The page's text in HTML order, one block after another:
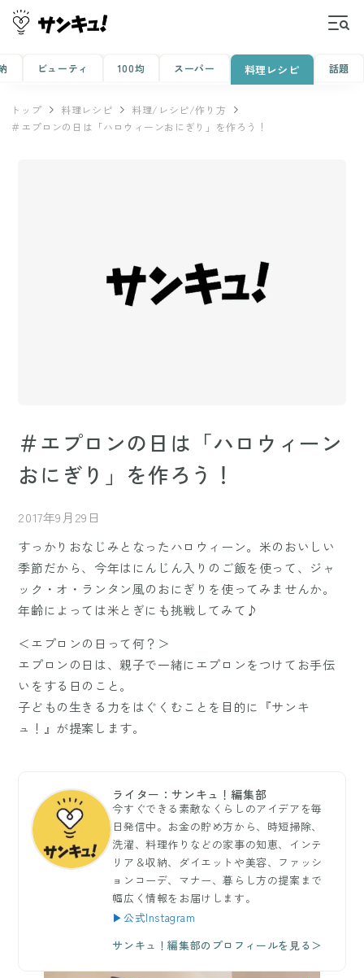
ビューティ 100均 スーパー 料理レシピ 話題
トップ 料理レシピ
料理/レシピ/作り方
＃エプロンの日は「ハロウィーンおにぎり」を作ろう！
＃エプロンの日は「ハロウィーン
おにぎり」を作ろう！
2017年9月29日
すっかりおなじみとなったハロウィーン。米のおいしい
季節だから、今年はにんじん入りのご飯を使って、ジャ
ック・オ・ランタン風のおにぎりを使ってみませんか。
年齢によっては米とぎにも挑戦してみて♪
＜エプロンの日って何？＞
エプロンの日は、親子で一緒にエプロンをつけてお手伝
いをする日のこと。
子どもの生きる力をはぐくむことを目的に『サンキ
ュ！』が提案します。
ライター：サンキュ！編集部
今すぐできる素敵なくらしのアイデアを毎
日発信中。お金の貯め方から、時短掃除、
洗濯、料理作りなどの家事の知恵、インテ
リア＆収納、ダイエットや美容、ファッシ
ョンコーデ、マナー、暮らし方の提案まで
幅広く情報をお届けします。
▶公式Instagram
サンキュ！編集部のプロフィールを見る＞